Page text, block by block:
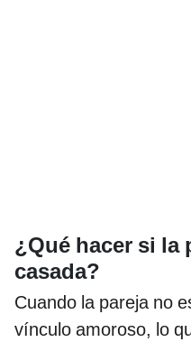
¿Qué hacer si la
casada?
Cuando la pareja no
vínculo amoroso, lo